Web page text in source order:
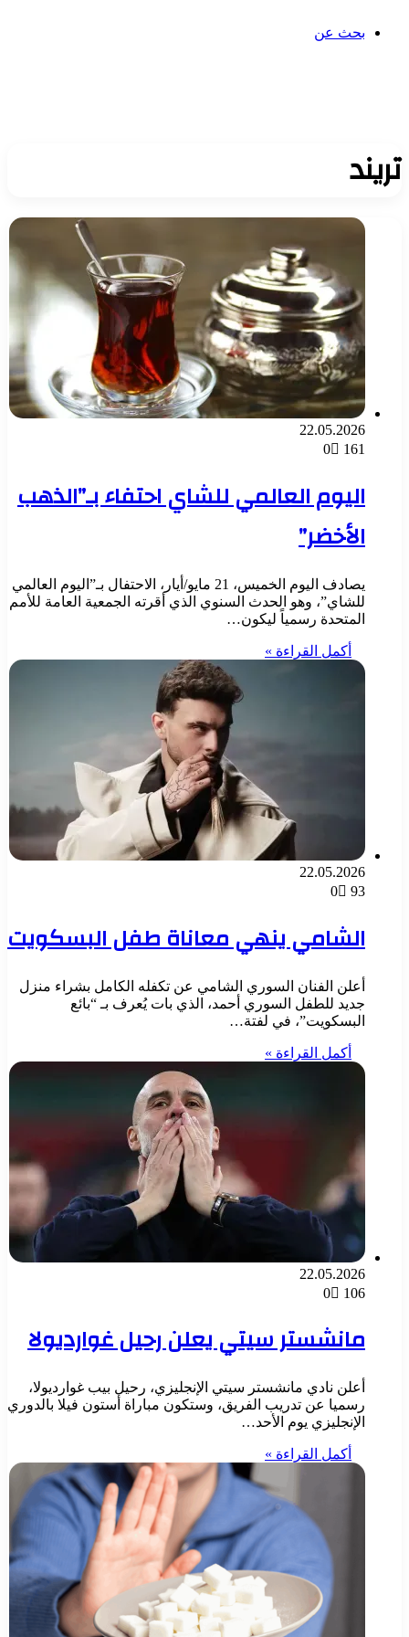
بحث عن
تريند
22.05.2026
0
161
اليوم العالمي للشاي احتفاء بـ”الذهب
الأخضر”
يصادف اليوم الخميس، 21 مايو/أيار، الاحتفال بـ”اليوم العالمي
للشاي”، وهو الحدث السنوي الذي أقرته الجمعية العامة للأمم
المتحدة رسمياً ليكون…
أكمل القراءة »
22.05.2026
0
93
الشامي ينهي معاناة طفل البسكويت
أعلن الفنان السوري الشامي عن تكفله الكامل بشراء منزل
جديد للطفل السوري أحمد، الذي بات يُعرف بـ “بائع
البسكويت”، في لفتة…
أكمل القراءة »
22.05.2026
0
106
مانشستر سيتي يعلن رحيل غوارديولا
أعلن نادي مانشستر سيتي الإنجليزي، رحيل بيب غوارديولا،
رسميا عن تدريب الفريق، وستكون مباراة أستون فيلا بالدوري
الإنجليزي يوم الأحد…
أكمل القراءة »